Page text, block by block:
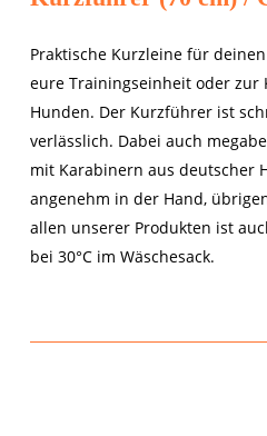
Praktische Kurzleine für
eure Trainingseinheit oder zur
Hunden. Der Kurzführer ist
verlässlich. Dabei auch
mit Karabinern aus deutscher
angenehm in der Hand,
allen unserer Produkten ist
bei 30°C im Wäschesack.